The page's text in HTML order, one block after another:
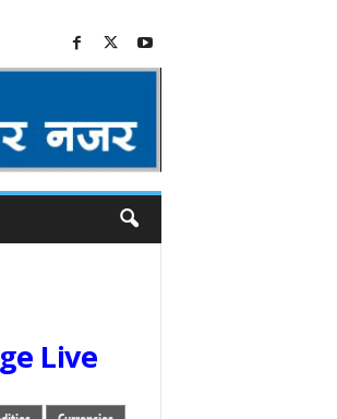
Live